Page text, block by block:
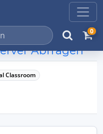
0
Abfragen
Classroom